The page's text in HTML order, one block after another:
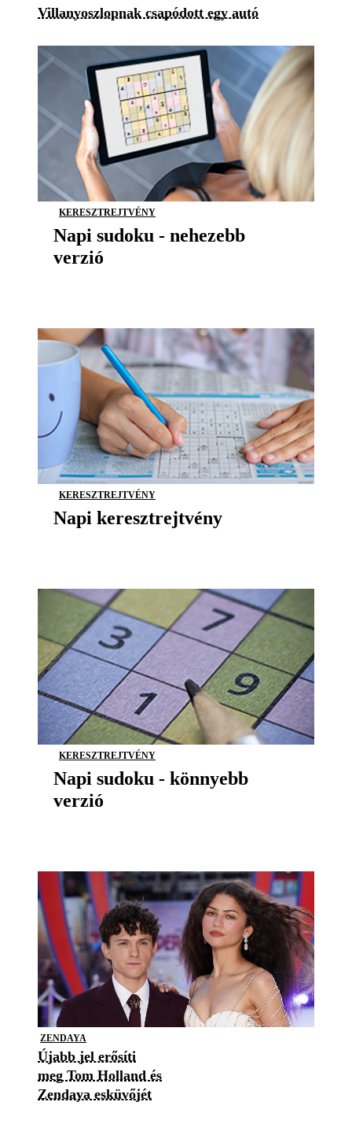
Villanyoszlopnak csapódott egy autó
KERESZTREJTVÉNY
Napi sudoku - nehezebb
verzió
KERESZTREJTVÉNY
Napi keresztrejtvény
KERESZTREJTVÉNY
Napi sudoku - könnyebb
verzió
ZENDAYA
Újabb jel erősíti
meg Tom Holland és
Zendaya esküvőjét